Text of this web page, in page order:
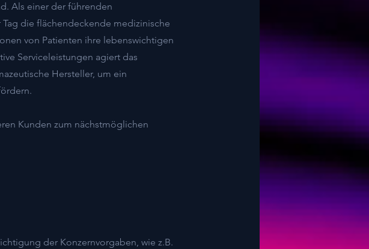
Als einer der führenden
die flächendeckende medizinische
von Patienten ihre lebenswichtigen
Serviceleistungen agiert das
Hersteller, um ein
Kunden zum nächstmöglichen
der Konzernvorgaben, wie z.B.